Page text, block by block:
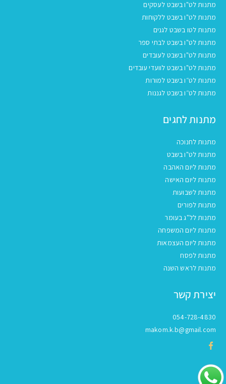
מתנות לט"ו בשבט לעסקים
מתנות לט"ו בשבט ללקוחות
מתנות לטו בשבט לגנים
מתנות לט"ו בשבט לבתי ספר
מתנות לט"ו בשבט לעובדים
מתנות לט"ו בשבט לוועדי עובדים
מתנות לט״ו בשבט למורות
מתנות לט״ו בשבט לגננות
מתנות לחגים
מתנות לחנוכה
מתנות לט"ו בשבט
מתנות ליום האהבה
מתנות ליום האישה
מתנות לשבועות
מתנות לפורים
מתנות לל"ג בעומר
מתנות ליום המשפחה
מתנות ליום העצמאות
מתנות לפסח
מתנות לראש השנה
יצירת קשר
054-728-4830
makom.k.b@gmail.com